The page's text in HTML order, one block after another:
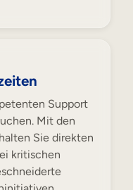
Support
Mit den
Sie direkten
kritischen